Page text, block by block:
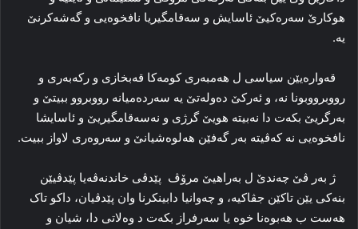
هوکارێ سەرەکیێ ئاسایش و سەقامگیریا نافخوەیی و گەشەکرنێ
یە.
قەوارەیێن سیاسی ل هەمبەری کومەکا قەبخازی و رکەبەری و
رووبرووبونا نە، و ئەرکێ دەولەتێ یە سەردەمیانە رووبروو ببیتێ و
بەرگریێ بکەت دا نەبیتە هویێ گرژی و نەسەقامگیریێ و ئاسایشا
نافخوەیی نە کەڤیتە بەر گەفێن هەلوەشیانێ و سەروەری لاواز ببیت.
ژ بەر ڤێ چەندێ ل بەراهیێ مرۆڤ پێدڤی خاندنەڤەیا پێدڤیێن
بنەکی یێن تاکێن جڤاکیە، و چەوانیا دابینکرنا وان پێدڤیان، داکو تاک
هەست ب هەبوەنا خوە یا سەرفراز بکەت د وەلاتی دا، شیان و